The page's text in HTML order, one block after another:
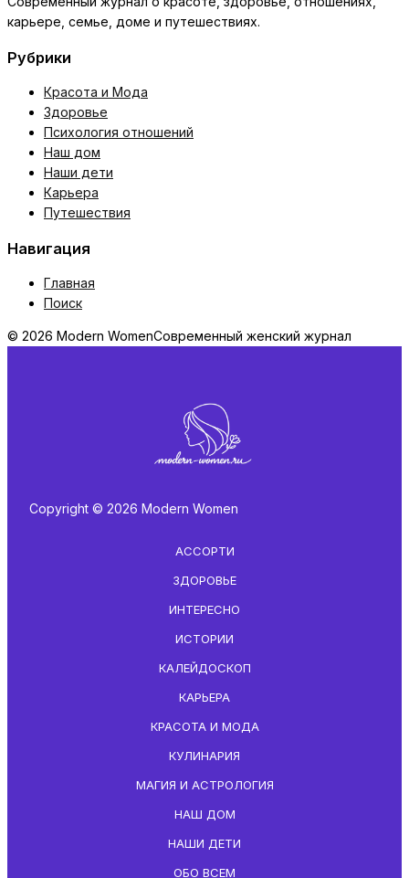
карьере, семье, доме и путешествиях.
Рубрики
Красота и Мода
Здоровье
Психология отношений
Наш дом
Наши дети
Карьера
Путешествия
Навигация
Главная
Поиск
© 2026 Modern WomenСовременный женский журнал
Copyright © 2026 Modern Women
АССОРТИ
ЗДОРОВЬЕ
ИНТЕРЕСНО
ИСТОРИИ
КАЛЕЙДОСКОП
КАРЬЕРА
КРАСОТА И МОДА
КУЛИНАРИЯ
МАГИЯ И АСТРОЛОГИЯ
НАШ ДОМ
НАШИ ДЕТИ
ОБО ВСЕМ